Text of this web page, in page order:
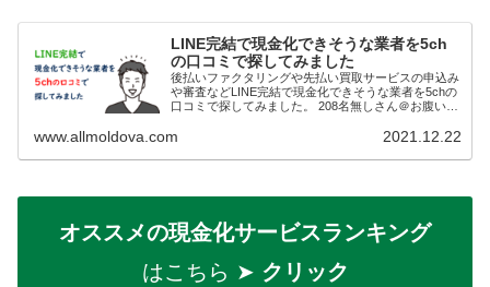
LINE完結で現金化できそうな業者を5ch
の口コミで探してみました
後払いファクタリングや先払い買取サービスの申込み
や審査などLINE完結で現金化できそうな業者を5chの
口コミで探してみました。 208名無しさん＠お腹いっ
www.allmoldova.com 2021.12.22
オススメの現金化サービスランキング
はこちら ➤ クリック